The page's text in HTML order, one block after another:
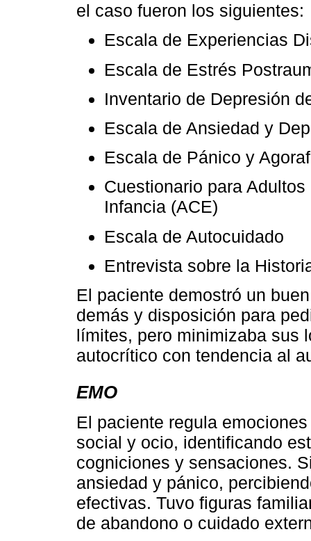
el caso fueron los siguientes:
Escala de Experiencias
Escala de Estrés
Inventario de Depresión
Escala de Ansiedad y
Escala de Pánico y
Cuestionario para
Infancia (ACE)
Escala de Autocuidado
Entrevista sobre la
El paciente demostró un
demás y disposición para
límites, pero minimizaba sus
autocrítico con tendencia al
EMO
El paciente regula
social y ocio, identificando
cogniciones y sensaciones.
ansiedad y pánico,
efectivas. Tuvo figuras
de abandono o cuidado